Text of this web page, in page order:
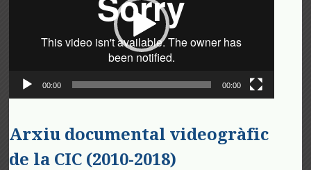
00:00 00:00
Arxiu documental videogràfic
de la CIC (2010-2018)